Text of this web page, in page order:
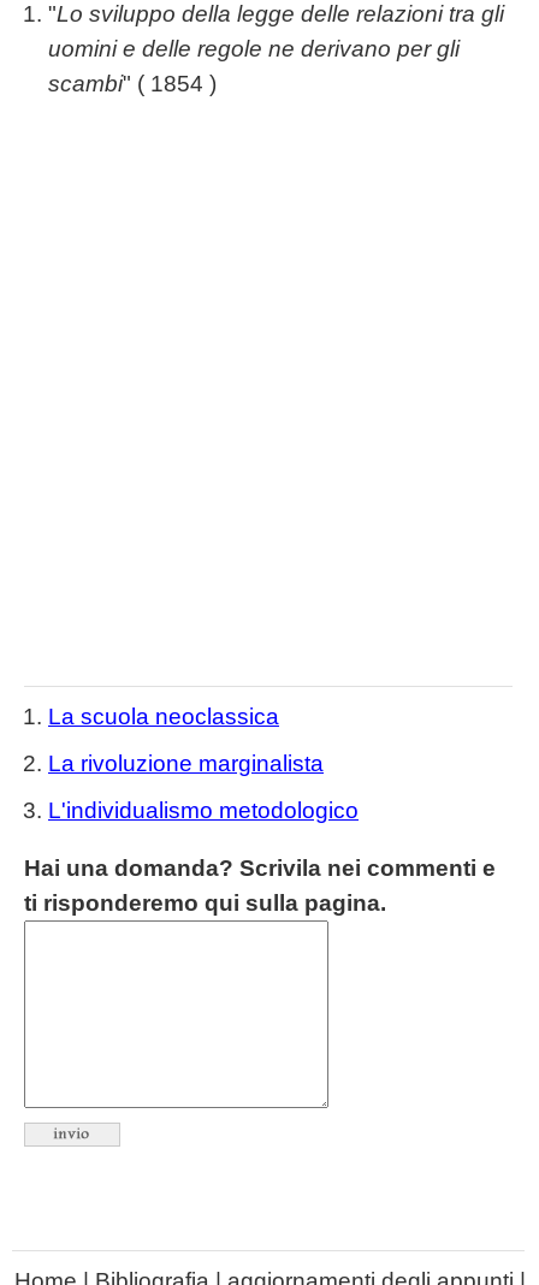
"Lo sviluppo della legge delle relazioni tra gli
uomini e delle regole ne derivano per gli
scambi" ( 1854 )
La scuola neoclassica
La rivoluzione marginalista
L'individualismo metodologico
Hai una domanda? Scrivila nei commenti e
ti risponderemo qui sulla pagina.